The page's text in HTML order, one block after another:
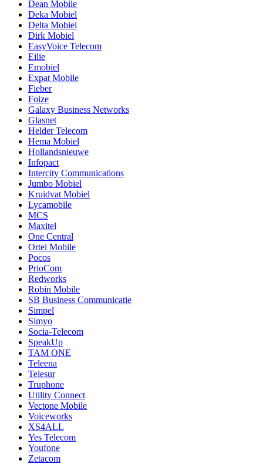
Dean Mobile
Deka Mobiel
Delta Mobiel
Dirk Mobiel
EasyVoice Telecom
Eilie
Emobiel
Expat Mobile
Fieber
Foize
Galaxy Business Networks
Glasnet
Helder Telecom
Hema Mobiel
Hollandsnieuwe
Infopact
Intercity Communications
Jumbo Mobiel
Kruidvat Mobiel
Lycamobile
MCS
Maxitel
One Central
Ortel Mobile
Pocos
PrioCom
Redworks
Robin Mobile
SB Business Communicatie
Simpel
Simyo
Socia-Telecom
SpeakUp
TAM ONE
Teleena
Telesur
Truphone
Utility Connect
Vectone Mobile
Voiceworks
XS4ALL
Yes Telecom
Youfone
Zetacom